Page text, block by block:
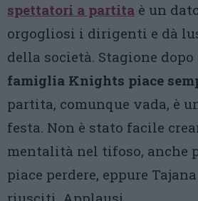
spettatori a partita è un
orgogliosi i dirigenti e dà
della società. Stagione
famiglia Knights piace
partita, comunque vada, è
festa. Non è stato facile
mentalità nel tifoso, anche
piace perdere, eppure